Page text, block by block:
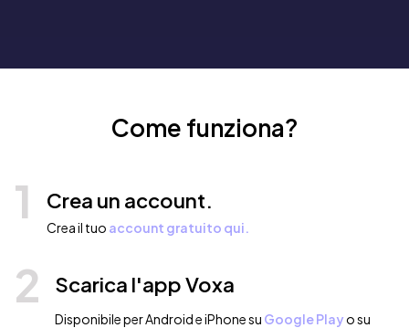
Come funziona?
1 Crea un account.
Crea il tuo account gratuito qui.
2 Scarica l'app Voxa
Disponibile per Android e iPhone su Google Playo su